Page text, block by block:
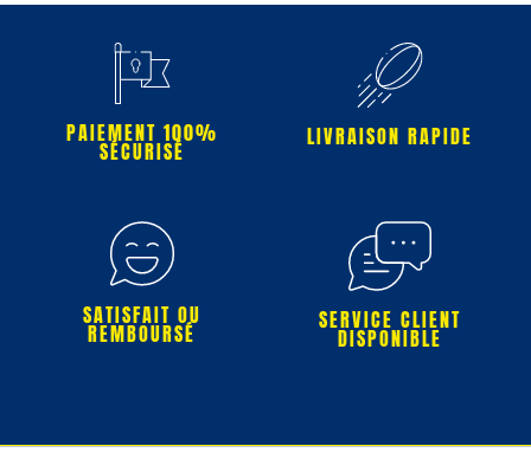
PAIEMENT 100%
SÉCURISÉ
LIVRAISON RAPIDE
SATISFAIT OU
REMBOURSÉ SERVICE CLIENT
DISPONIBLE